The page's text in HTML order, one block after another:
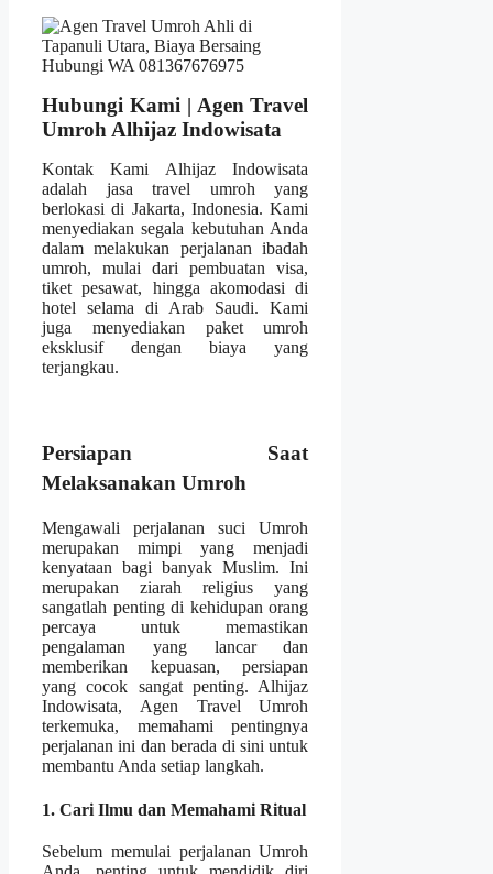
Hubungi Kami | Agen Travel
Umroh Alhijaz Indowisata
Kontak Kami Alhijaz Indowisata
adalah jasa travel umroh yang
berlokasi di Jakarta, Indonesia. Kami
menyediakan segala kebutuhan Anda
dalam melakukan perjalanan ibadah
umroh, mulai dari pembuatan visa,
tiket pesawat, hingga akomodasi di
hotel selama di Arab Saudi. Kami
juga menyediakan paket umroh
eksklusif dengan biaya yang
terjangkau.
Persiapan Saat
Melaksanakan Umroh
Mengawali perjalanan suci Umroh
merupakan mimpi yang menjadi
kenyataan bagi banyak Muslim. Ini
merupakan ziarah religius yang
sangatlah penting di kehidupan orang
percaya untuk memastikan
pengalaman yang lancar dan
memberikan kepuasan, persiapan
yang cocok sangat penting. Alhijaz
Indowisata, Agen Travel Umroh
terkemuka, memahami pentingnya
perjalanan ini dan berada di sini untuk
membantu Anda setiap langkah.
1. Cari Ilmu dan Memahami Ritual
Sebelum memulai perjalanan Umroh